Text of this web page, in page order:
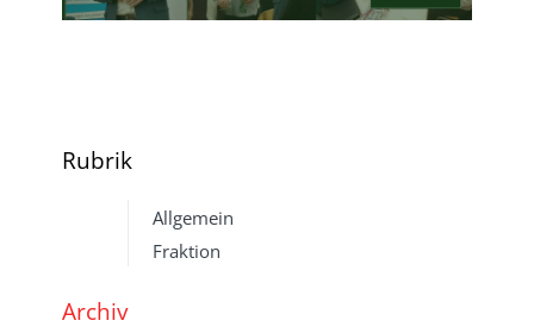
Rubrik
Allgemein
Fraktion
Archiv